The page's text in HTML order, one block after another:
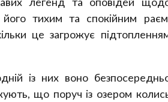
тихим та спокійним
це загрожує
із них воно
що поруч із озером